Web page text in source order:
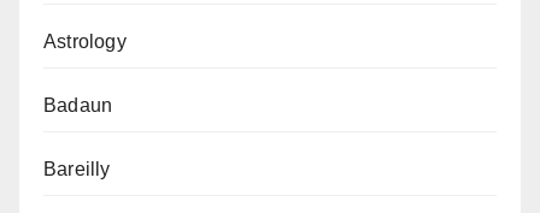
Astrology
Badaun
Bareilly